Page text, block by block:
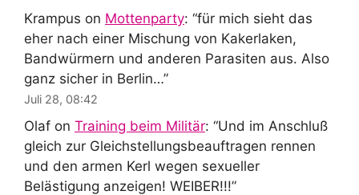
Krampus on Mottenparty: “für mich sieht das
eher nach einer Mischung von Kakerlaken,
Bandwürmern und anderen Parasiten aus. Also
ganz sicher in Berlin…”
Juli 28, 08:42
Olaf on Training beim Militär: “Und im Anschluß
gleich zur Gleichstellungsbeauftragen rennen
und den armen Kerl wegen sexueller
Belästigung anzeigen! WEIBER!!!”